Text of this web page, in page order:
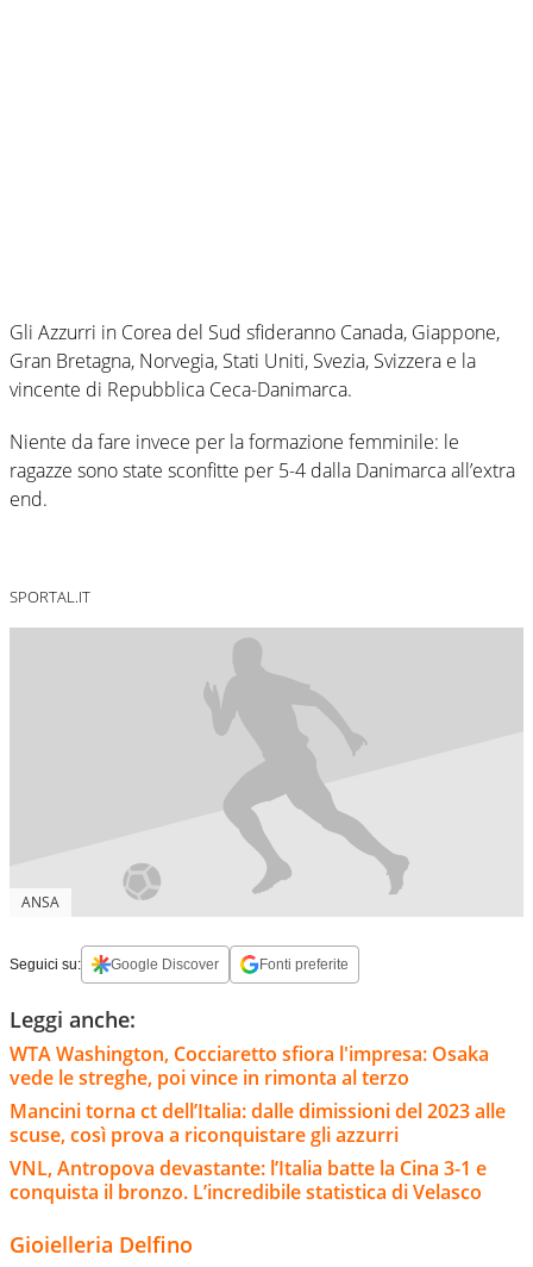
Gli Azzurri in Corea del Sud sfideranno Canada, Giappone,
Gran Bretagna, Norvegia, Stati Uniti, Svezia, Svizzera e la
vincente di Repubblica Ceca-Danimarca.
Niente da fare invece per la formazione femminile: le
ragazze sono state sconfitte per 5-4 dalla Danimarca all’extra
end.
SPORTAL.IT
ANSA
Seguici su: Google Discover Fonti preferite
Leggi anche:
WTA Washington, Cocciaretto sfiora l'impresa: Osaka
vede le streghe, poi vince in rimonta al terzo
Mancini torna ct dell’Italia: dalle dimissioni del 2023 alle
scuse, così prova a riconquistare gli azzurri
VNL, Antropova devastante: l’Italia batte la Cina 3-1 e
conquista il bronzo. L’incredibile statistica di Velasco
Gioielleria Delfino